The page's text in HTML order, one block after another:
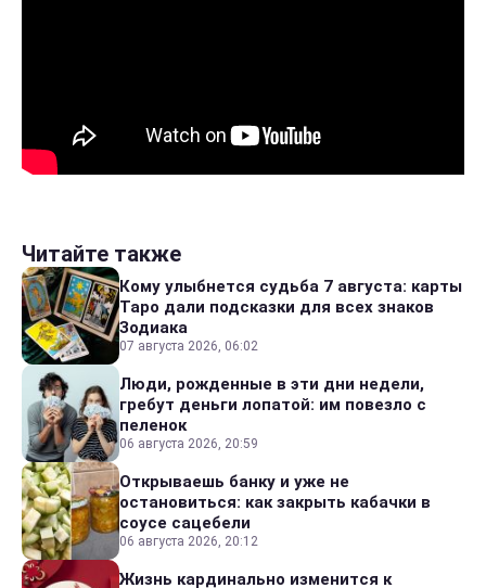
Читайте также
Кому улыбнется судьба 7 августа: карты
Таро дали подсказки для всех знаков
Зодиака
07 августа 2026, 06:02
Люди, рожденные в эти дни недели,
гребут деньги лопатой: им повезло с
пеленок
06 августа 2026, 20:59
Открываешь банку и уже не
остановиться: как закрыть кабачки в
соусе сацебели
06 августа 2026, 20:12
Жизнь кардинально изменится к